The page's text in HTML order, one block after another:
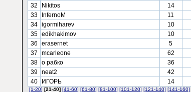
32 Nikitos 14
33 InfernoM 11
34 igormiharev 10
35 edikhakimov 10
36 erasernet 5
37 mcarleone 62
38 о рабко 36
39 neat2 42
40 ИГОРЬ 14
[1-20] [21-40] [41-60] [61-80] [81-100] [101-120] [121-140] [141-160]